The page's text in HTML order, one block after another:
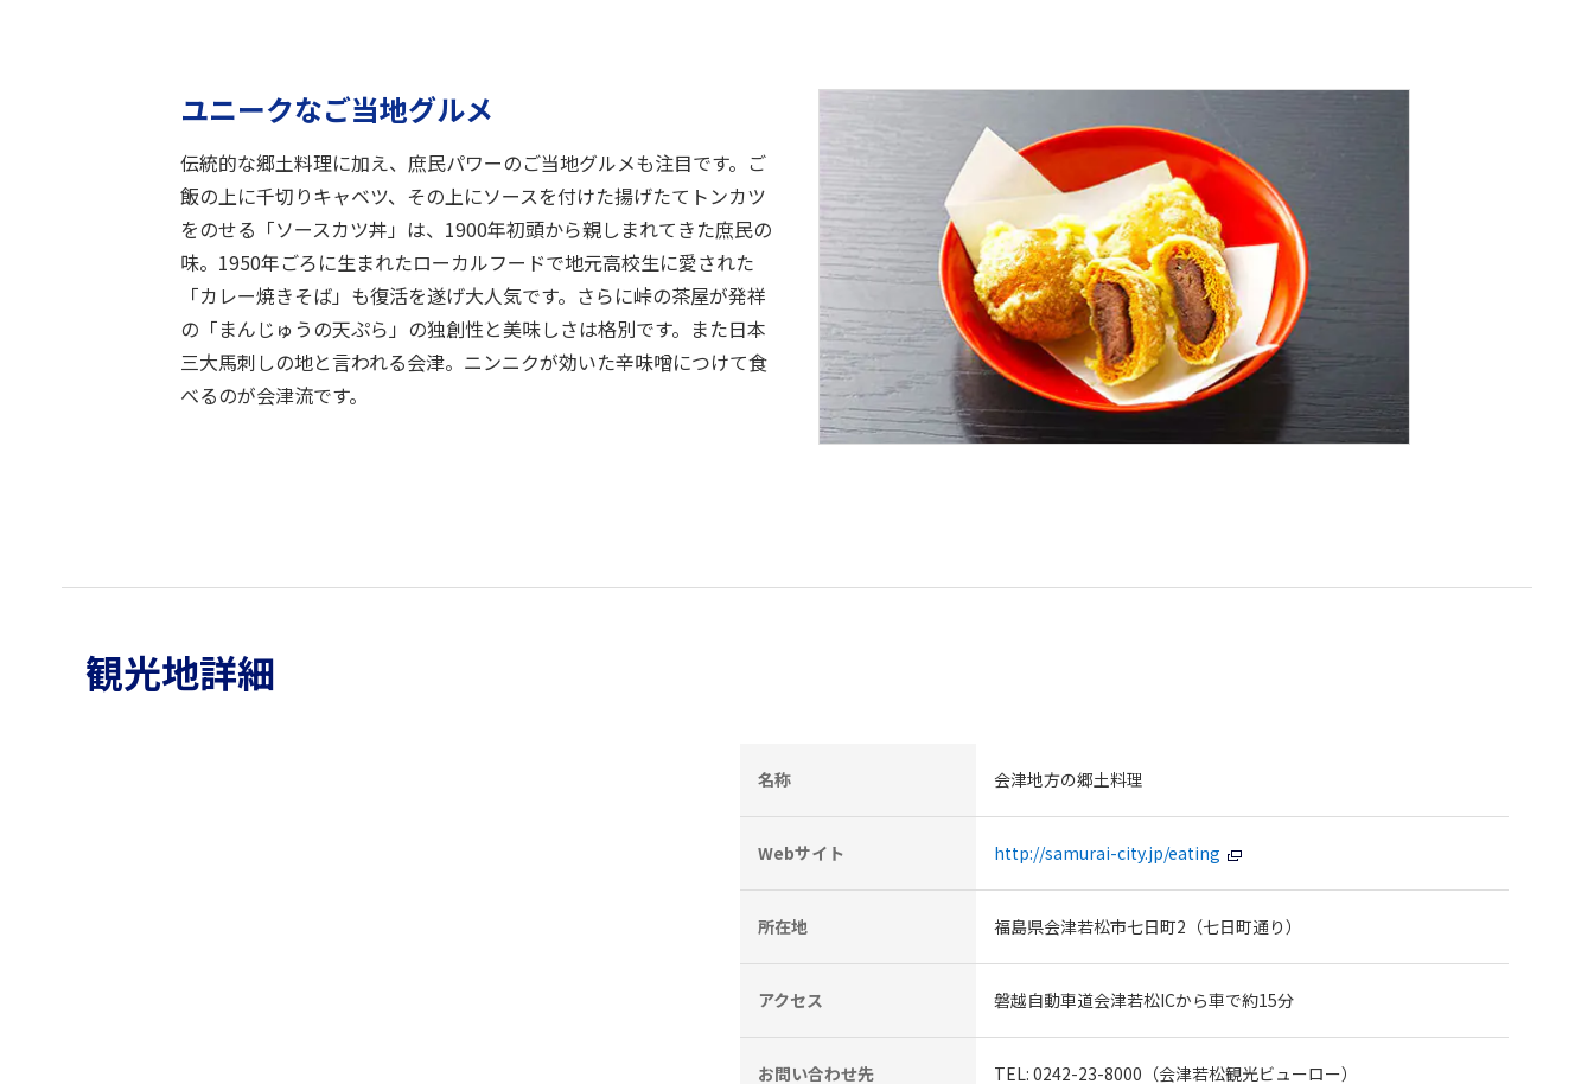
ユニークなご当地グルメ
伝統的な郷土料理に加え、庶民パワーのご当地グルメも注目です。ご
飯の上に千切りキャベツ、その上にソースを付けた揚げたてトンカツ
をのせる「ソースカツ丼」は、1900年初頭から親しまれてきた庶民の
味。1950年ごろに生まれたローカルフードで地元高校生に愛された
「カレー焼きそば」も復活を遂げ大人気です。さらに峠の茶屋が発祥
の「まんじゅうの天ぷら」の独創性と美味しさは格別です。また日本
三大馬刺しの地と言われる会津。ニンニクが効いた辛味噌につけて食
べるのが会津流です。
観光地詳細
名称 会津地方の郷土料理
Webサイト http://samurai-city.jp/eating
所在地 福島県会津若松市七日町2（七日町通り）
アクセス 磐越自動車道会津若松ICから車で約15分
お問い合わせ先 TEL: 0242-23-8000（会津若松観光ビューロー）